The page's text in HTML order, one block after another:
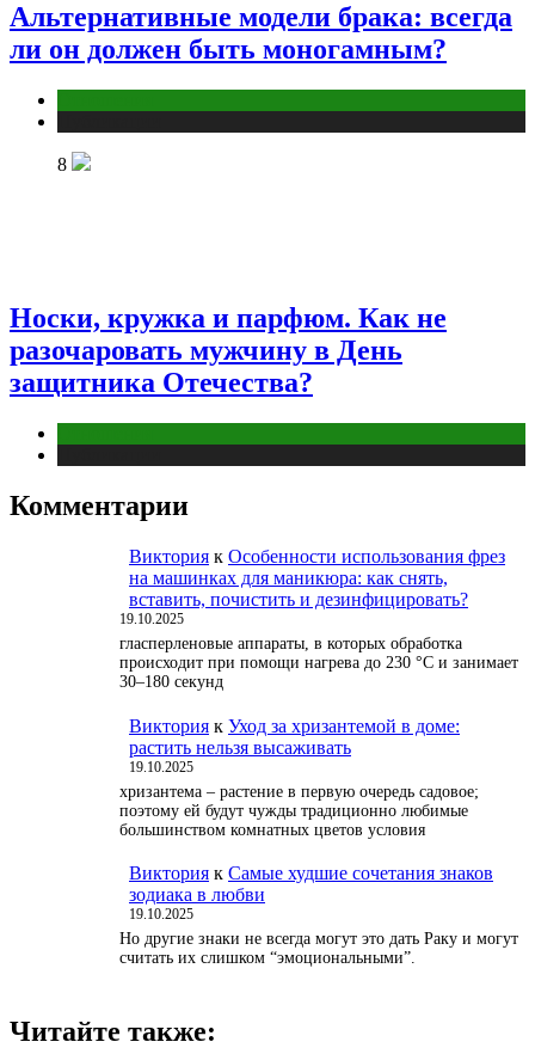
Альтернативные модели брака: всегда
ли он должен быть моногамным?
8
Носки, кружка и парфюм. Как не
разочаровать мужчину в День
защитника Отечества?
Комментарии
Виктория к Особенности использования фрез
на машинках для маникюра: как снять,
вставить, почистить и дезинфицировать?
19.10.2025
гласперленовые аппараты, в которых обработка
происходит при помощи нагрева до 230 °С и занимает
30–180 секунд
Виктория к Уход за хризантемой в доме:
растить нельзя высаживать
19.10.2025
хризантема – растение в первую очередь садовое;
поэтому ей будут чужды традиционно любимые
большинством комнатных цветов условия
Виктория к Самые худшие сочетания знаков
зодиака в любви
19.10.2025
Но другие знаки не всегда могут это дать Раку и могут
считать их слишком “эмоциональными”.
Читайте также: